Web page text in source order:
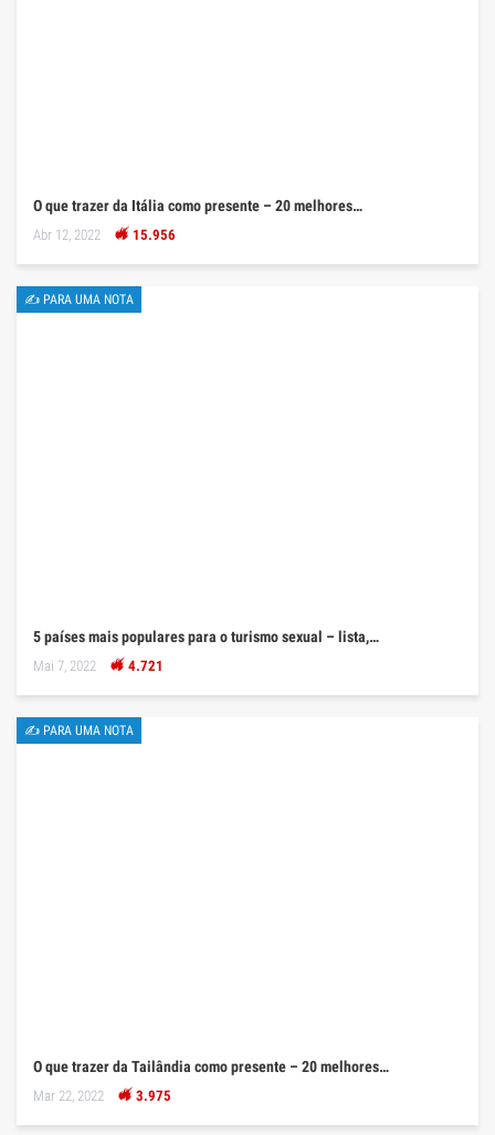
O que trazer da Itália como presente – 20 melhores…
Abr 12, 2022 15.956
✍ PARA UMA NOTA
5 países mais populares para o turismo sexual – lista,…
Mai 7, 2022 4.721
✍ PARA UMA NOTA
O que trazer da Tailândia como presente – 20 melhores…
Mar 22, 2022 3.975